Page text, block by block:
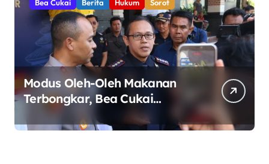
Bea Cukai Berita Hukum Sorot
Modus Oleh-Oleh Makanan
Terbongkar, Bea Cukai
Ngurah Rai Bali Gagalkan
Penyelundupan 10 Kilogram